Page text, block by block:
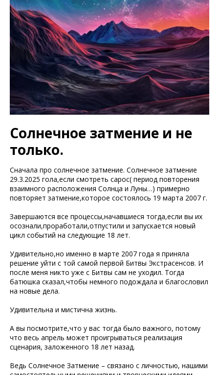
Солнечное затмение и не
только.
Сначала про солнечное затмение. Солнечное затмение
29.3.2025 гола,если смотреть сарос( период повторения
взаимного расположения Солнца и Луны…) примерно
повторяет затмение,которое состоялось 19 марта 2007 г.
Завершаются все процессы,начавшиеся тогда,если вы их
осознали,проработали,отпустили и запускается новый
цикл событий на следующие 18 лет.
Удивительно,но именно в марте 2007 года я приняла
решение уйти с той самой первой Битвы Экстрасенсов. И
после меня никто уже с Битвы сам не уходил. Тогда
батюшка сказал,чтобы немного подождала и благословил
на новые дела.
Удивительна и мистична жизнь.
А вы посмотрите,что у вас тогда было важного, потому
что весь апрель может проигрываться реализация
сценария, заложенного 18 лет назад.
Ведь Солнечное Затмение – связано с личностью, нашими